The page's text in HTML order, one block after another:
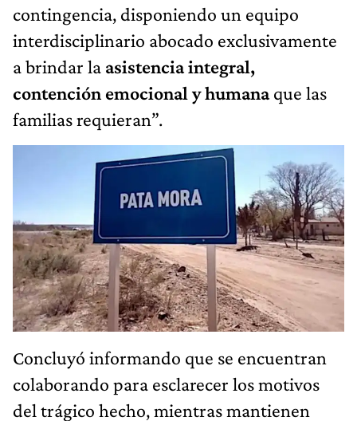
contingencia, disponiendo un equipo
interdisciplinario abocado exclusivamente
a brindar la asistencia integral,
contención emocional y humanaque las
familias requieran”.
Concluyó informando que se encuentran
colaborando para esclarecer los motivos
del trágico hecho, mientras mantienen